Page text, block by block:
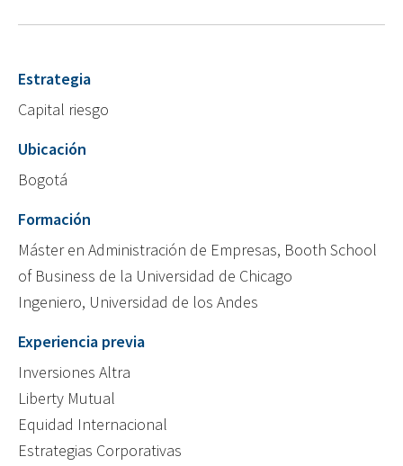
Estrategia
Capital riesgo
Ubicación
Bogotá
Formación
Máster en Administración de Empresas, Booth School
of Business de la Universidad de Chicago
Ingeniero, Universidad de los Andes
Experiencia previa
Inversiones Altra
Liberty Mutual
Equidad Internacional
Estrategias Corporativas